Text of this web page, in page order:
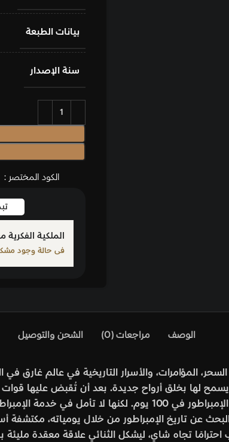
بيانات الطبعة
سنة الإصدار
الكود المختصر :
الملكية
فى حالة وجود مشكلة
الوصف مراجعات (0) الشحن والتوصيل
المؤامرات، والأسرار التاريخية في عالم
يسمح لها بخلق أرواح جديدة. بعد أن تُقبض عليها
عليها خيار قد يُنقذ حياتها: خلق روح جديدة لصالح
عن تاريخ الإمبراطور من خلال يومياته، مكتشفة
احترامًا تجاه شاي، ليشكل الثنائي علاقة معقدة